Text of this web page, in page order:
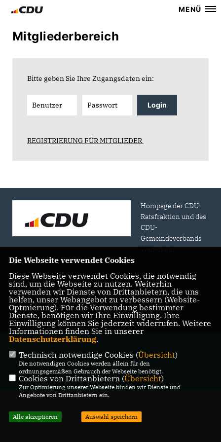
MENÜ
Mitgliederbereich
Bitte geben Sie Ihre Zugangsdaten ein:
Login
REGISTRIERUNG FÜR MITGLIEDER
Hompage der CDU-
Ratsfraktion und des
CDU-
Gemeindeverbands
Wadersloh
IMPRESSUM DATENSCHUTZ
KONTAKT
MITGLIEDERBEREICH
@2026 CDU-Ratsfraktion und CDU-
Gemeindeverband Wadersloh
Alle Rechte vorbehalten.
REALISATION: SHARKNESS MEDIA GMBH & CO. KG
Die Webseite verwendet Cookies
Diese Webseite verwendet Cookies, die notwendig
sind, um die Webseite zu nutzen. Weiterhin
verwenden wir Dienste von Drittanbietern, die uns
helfen, unser Webangebot zu verbessern (Website-
Optmierung). Für die Verwendung bestimmter
Dienste, benötigen wir Ihre Einwilligung. Ihre
Einwilligung können Sie jederzeit widerrufen. Weitere
Informationen finden Sie in unserer
Datenschutzerklärung.
Technisch notwendige Cookies (Übersicht)
Die notwendigen Cookies werden allein für den
ordnungsgemäßen Gebrauch der Webseite benötigt.
Cookies von Drittanbietern (Übersicht)
Zur Optimierung unserer Webseite binden wir Dienste und
Angebote von Drittanbietern ein.
Alle akzeptieren Auswahl speichern